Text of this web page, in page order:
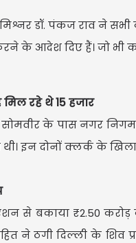
डॉ. पंकज राव ने सभी
के आदेश दिए हैं। जो भी
मिल रहे थे 15 हजार
के पास नगर निगम
थी। इन दोनों क्लर्क के
से बकाया ₹2.50
ने ठगी दिल्ली के शिव